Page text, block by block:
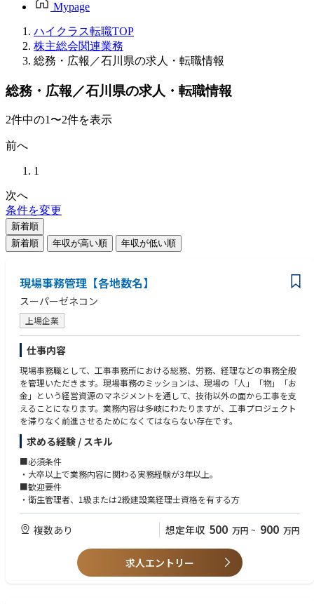
Mypage
ハイクラス転職TOP
株主総会関連業務
総務・広報／石川県の求人・転職情報
総務・広報／石川県の求人・転職情報
2件中の1〜2件を表示
前へ
1
次へ
条件を変更
新着順
新着順
年収が高い順 年収が低い順
現場事務管理【各地数名】
スーパーゼネコン
上場企業
仕事内容
現場事務職として、工事事務所における総務、労務、経理などの事務全般
を管理いただきます。現場事務のミッションは、現場の「人」「物」「お
金」という経営資源のマネジメントを通して、技術以外の面から工事を支
えることになります。業務内容は多岐にわたりますが、工事プロジェクト
を滞りなく前進させるためになくてはならない存在です。
求める経験 / スキル
■必須条件
・大卒以上で業務内容に関わる実務経験が3年以上。
■歓迎要件
・衛生管理者、1級または2級建設業経理士資格を有する方
複数あり 想定年収 500 万円 ~ 900 万円
求人エントリー